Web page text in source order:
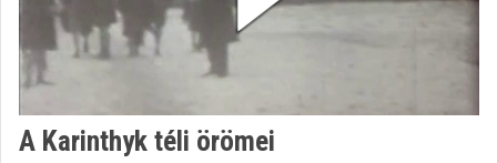
Categories
Playlists
Contributors
A Karinthyk téli örömei